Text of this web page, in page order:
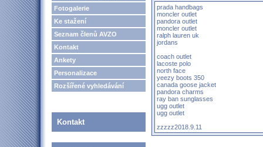
Fotogalerie
Ke stažení
Seznam členů AVZO
Kontakt
Ankety
Personalizace
Rozšířené vyhledávání
Kontakt
prada handbags
moncler outlet
pandora outlet
moncler outlet
ralph lauren uk
jordans
coach outlet
lacoste polo
north face
yeezy boots 350
canada goose jacket
pandora charms
ray ban sunglasses
ugg outlet
ugg outlet
zzzzz2018.9.11